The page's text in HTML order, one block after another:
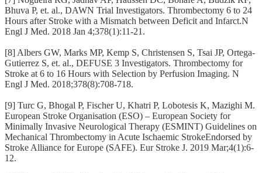
Bhuva P, et. al., DAWN Trial Investigators. Thrombectomy 6 to 24
Hours after Stroke with a Mismatch between Deficit and Infarct.N
Engl J Med. 2018 Jan 4;378(1):11-21.
[8] Albers GW, Marks MP, Kemp S, Christensen S, Tsai JP, Ortega-
Gutierrez S, et. al., DEFUSE 3 Investigators. Thrombectomy for
Stroke at 6 to 16 Hours with Selection by Perfusion Imaging. N
Engl J Med. 2018;378(8):708-718.
[9] Turc G, Bhogal P, Fischer U, Khatri P, Lobotesis K, Mazighi M.
European Stroke Organisation (ESO) – European Society for
Minimally Invasive Neurological Therapy (ESMINT) Guidelines on
Mechanical Thrombectomy in Acute Ischaemic StrokeEndorsed by
Stroke Alliance for Europe (SAFE). Eur Stroke J. 2019 Mar;4(1):6-
12.